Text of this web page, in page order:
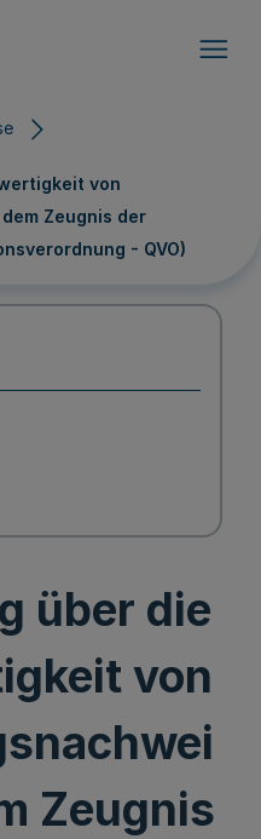
von
Zeugnis der
- QVO)
über die
von
Zeugnis